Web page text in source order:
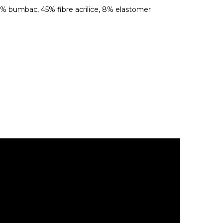
bumbac, 45% fibre acrilice, 8% elastomer